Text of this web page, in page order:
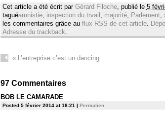
Cet article a été écrit par Gérard Filoche, publié le 5
taguéamnistie, inspection du trvail , majorité, Parlement,
les commentaires grâce au flux RSS de cet article.
Adresse du trackback.
«L’entreprise c’est un dancing
97Commentaires
BOB LE CAMARADE
Posted 5 février 2014 at 18:21 | Permalien